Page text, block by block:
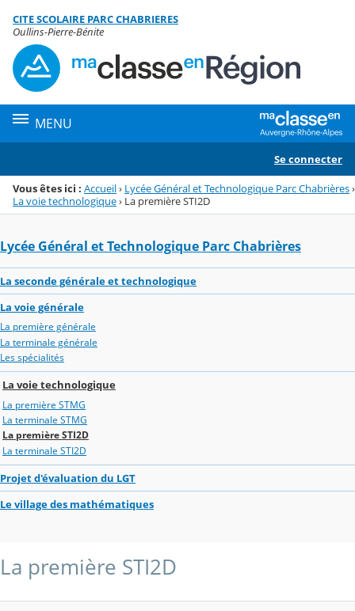
Menu de la rubrique
Contenu
CITE SCOLAIRE PARC CHABRIERES
Oullins-Pierre-Bénite
MENU
Se connecter
Vous êtes ici : Accueil› Lycée Général et Technologique Parc Chabrières›
La voie technologique› La première STI2D
Lycée Général et Technologique Parc Chabrières
La seconde générale et technologique
La voie générale
La première générale
La terminale générale
Les spécialités
La voie technologique
La première STMG
La terminale STMG
La première STI2D
La terminale STI2D
Projet d'évaluation du LGT
Le village des mathématiques
La première STI2D